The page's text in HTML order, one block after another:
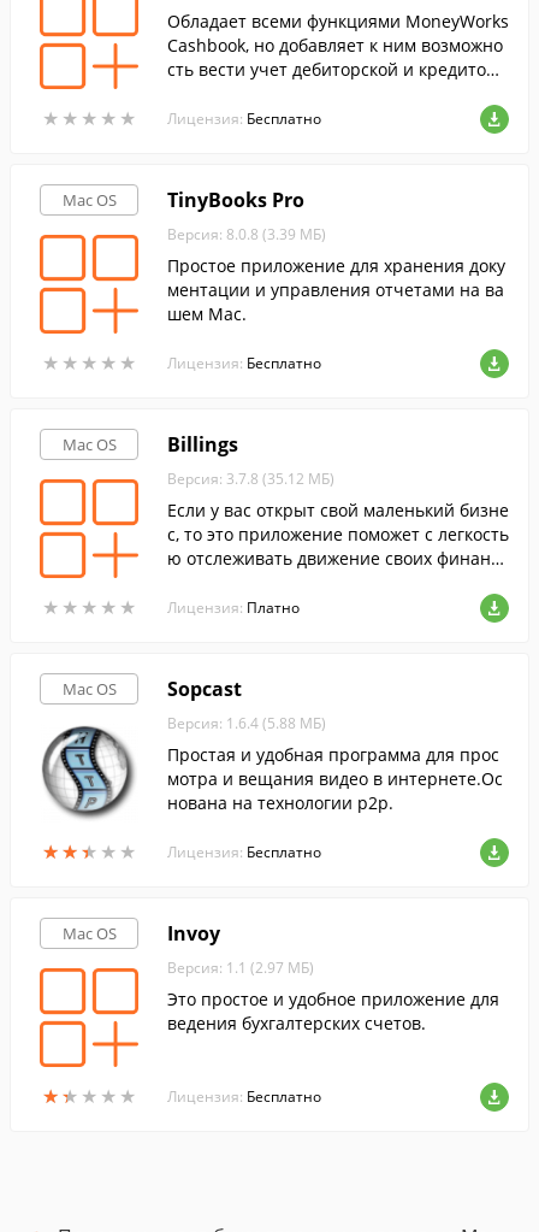
★ ★ ★ ★ ★
★ ★ ★ ★ ★
Обладает всеми функциями MoneyWorks
Cashbook, но добавляет к ним возможно
сть вести учет дебиторской и кредиторс
Лицензия: Бесплатно
Mac OS
★ ★ ★ ★ ★
★ ★ ★ ★ ★
TinyBooks Pro
Версия: 8.0.8 (3.39 МБ)
Простое приложение для хранения доку
ментации и управления отчетами на ва
шем Mac.
Лицензия: Бесплатно
Mac OS
★ ★ ★ ★ ★
★ ★ ★ ★ ★
Billings
Версия: 3.7.8 (35.12 МБ)
Если у вас открыт свой маленький бизне
с, то это приложение поможет с легкость
ю отслеживать движение своих финансо
нцентрироваться на более важных зада
Лицензия: Платно
Mac OS
★★★ ★ ★
★★★ ★ ★
Sopcast
Версия: 1.6.4 (5.88 МБ)
Простая и удобная программа для прос
мотра и вещания видео в интернете.Ос
нована на технологии p2p.
Лицензия: Бесплатно
Mac OS
★★ ★ ★ ★
★★ ★ ★ ★
Invoy
Версия: 1.1 (2.97 МБ)
Это простое и удобное приложение для
ведения бухгалтерских счетов.
Лицензия: Бесплатно